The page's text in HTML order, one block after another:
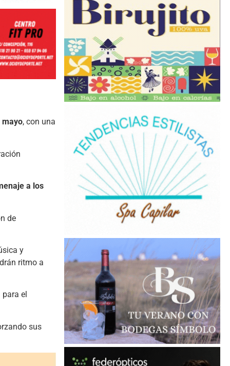
mayo, con una
a los
de
y
ritmo a
el
sus